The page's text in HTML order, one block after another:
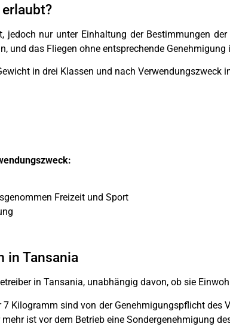
jedoch nur unter Einhaltung der Bestimmungen
und das Fliegen ohne entsprechende
in drei Klassen und nach Verwendungszweck
Freizeit und Sport
in Tansania
in Tansania, unabhängig davon, ob sie
Kilogramm sind von der Genehmigungspflicht
ist vor dem Betrieb eine Sondergenehmigung